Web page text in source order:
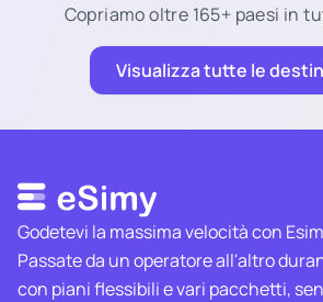
Copriamo oltre 165+ paesi in
Visualizza tutte le
Godetevi la massima velocità con
Passate da un operatore all'altro
con piani flessibili e vari pacchetti,